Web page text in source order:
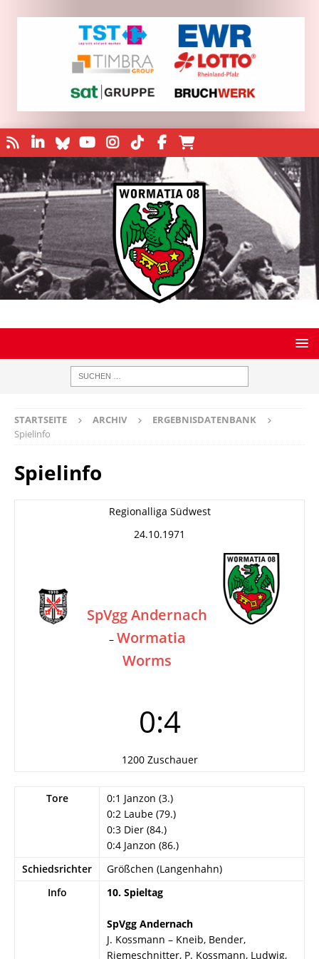
STARTSEITE ARCHIV
ERGEBNISDATENBANK
Spielinfo
Spielinfo
Regionalliga Südwest
24.10.1971
SpVgg Andernach
– Wormatia
Worms
0:4
1200 Zuschauer
Tore
0:1 Janzon (3.)
0:2 Laube (79.)
0:3 Dier (84.)
0:4 Janzon (86.)
Schiedsrichter
Größchen (Langenhahn)
Info
10. Spieltag
SpVgg Andernach
J. Kossmann – Kneib, Bender,
Riemeschnitter, P. Kossmann, Ludwig,